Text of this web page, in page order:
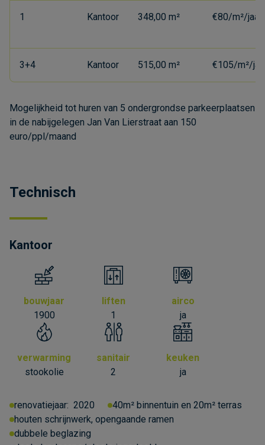
1 Kantoor 348,00 m² €80/m²/jaar
3+4 Kantoor 515,00 m² €105/m²/
Mogelijkheid tot huren van 5 ondergrondse parkeerplaatsen
in de nabijgelegen Jan Van Lierstraat aan 150
euro/ppl/maand
Technisch
Kantoor
bouwjaar
1900
liften
1
airco
ja
verwarming
stookolie
sanitair
2
keuken
ja
renovatiejaar: 2020
40m² binnentuin en 20m² terras
houten schrijnwerk, opengaande ramen
dubbele beglazing